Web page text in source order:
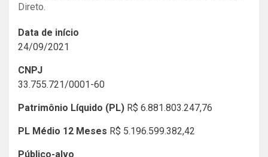
Direto.
Data de início
24/09/2021
CNPJ
33.755.721/0001-60
Patrimônio Líquido (PL) R$ 6.881.803.247,76
PL Médio 12 Meses R$ 5.196.599.382,42
Público-alvo